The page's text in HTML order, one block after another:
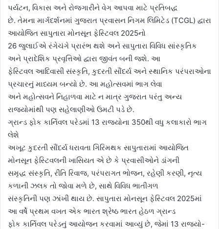
પર્યટન, વિકાસ અને રોજગારીને વેગ આપવા માટે પ્રતિબદ્ધ
છે. તેમના માર્ગદર્શનમાં ગુજરાત પ્રવાસન નિગમ લિમિટેડ (TCGL) દ્વારા
આયોજિત સાપુતારા મોનસૂન ફેસ્ટિવલ 2025નો
26 જુલાઈએ રંગેચંગે પ્રારંભ થશે અને સાપુતારા વિવિધ સાંસ્કૃતિક
અને પ્રાદેશિક પ્રવૃત્તિઓ દ્વારા જીવંત બની જશે. આ
ફેસ્ટિવલ આદિવાસી સંસ્કૃતિ, કુદરતી સૌંદર્ય અને સ્થાનિક પરંપરાઓના
પ્રચારનું માધ્યમ બન્યો છે. આ મહોત્સવમાં ભાગ લેવા
અને મહોત્સવને નિહાળવા માટે ન માત્ર ગુજરાત પરંતુ અન્ય
રાજ્યોમાંથી પણ સહેલાણીઓ ઉમટી પડે છે.
ગ્રાન્ડ ફોક કાર્નિવલ પરેડમાં 13 રાજ્યોના 350થી વધુ કલાકારો ભાગ
લેશે
અખૂટ કુદરતી સૌંદર્ય ધરાવતા ગિરિમથક સાપુતારામાં આયોજિત
મોનસૂન ફેસ્ટિવલની ખાસિયત એ છે કે પ્રવાસીઓને ડાંગની
સમૃદ્ધ સંસ્કૃતિ, રીતિ રિવાજ, પરંપરાગત ભોજન, રહેણી કરણી, નૃત્ય
કળાની ઝલક તો જોવા મળે છે, સાથે વિવિધ ભાતીગળ
સંસ્કૃતિની પણ ઝાંખી થાય છે. સાપુતારા મોનસૂન ફેસ્ટિવલ 2025માં
આ વર્ષે પ્રથમ વખત એક ભારત શ્રેષ્ઠ ભારત હેઠળ ગ્રાન્ડ
ફોક કાર્નિવલ પરેડનું આયોજન કરવામાં આવ્યું છે, જેમાં 13 રાજ્યો-